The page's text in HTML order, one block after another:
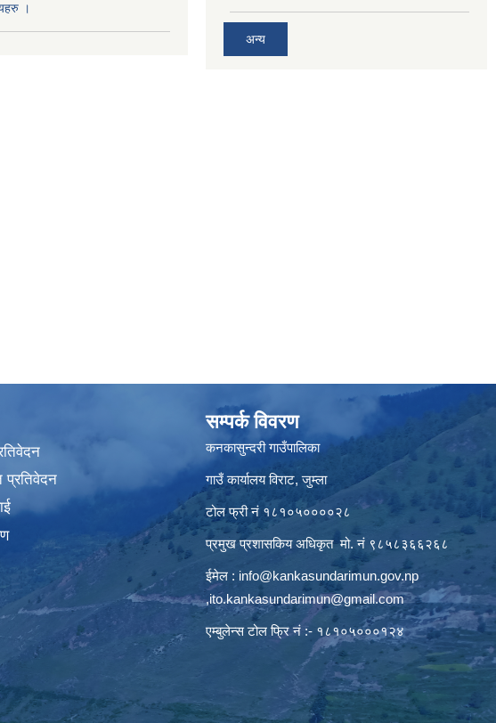
।
अन्य
प्रतिवेदन
सम्पर्क विवरण
कनकासुन्दरी गाउँपालिका
गाउँ कार्यालय विराट, जुम्ला
टोल फ्री नं १८१०५००००२८
प्रमुख प्रशासकिय अधिकृत मो. नं ९८५८३६६२६८
ईमेल : info@kankasundarimun.gov.np
,ito.kankasundarimun@gmail.com
एम्बुलेन्स टोल फ्रि नं :- १८१०५०००१२४